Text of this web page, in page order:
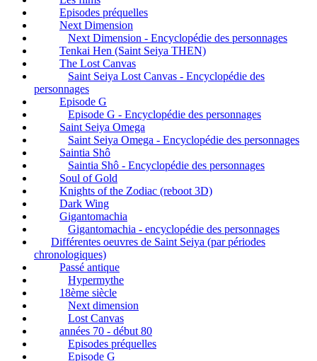
Episodes préquelles
Next Dimension
Next Dimension - Encyclopédie des personnages
Tenkai Hen (Saint Seiya THEN)
The Lost Canvas
Saint Seiya Lost Canvas - Encyclopédie des
personnages
Episode G
Episode G - Encyclopédie des personnages
Saint Seiya Omega
Saint Seiya Omega - Encyclopédie des personnages
Saintia Shô
Saintia Shô - Encyclopédie des personnages
Soul of Gold
Knights of the Zodiac (reboot 3D)
Dark Wing
Gigantomachia
Gigantomachia - encyclopédie des personnages
Différentes oeuvres de Saint Seiya (par périodes
chronologiques)
Passé antique
Hypermythe
18ème siècle
Next dimension
Lost Canvas
années 70 - début 80
Episodes préquelles
Episode G